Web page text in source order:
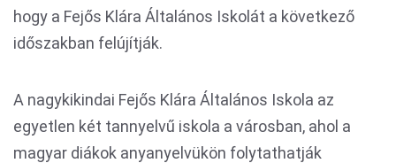
hogy a Fejős Klára Általános Iskolát a következő
időszakban felújítják.
A nagykikindai Fejős Klára Általános Iskola az
egyetlen két tannyelvű iskola a városban, ahol a
magyar diákok anyanyelvükön folytathatják